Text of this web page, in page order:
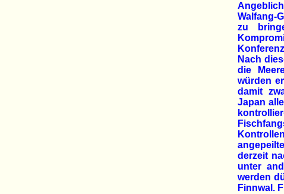
Walfang-
zu
Nach
die
würden
damit
Japan
derzeit
unter
werden
Finnwal.